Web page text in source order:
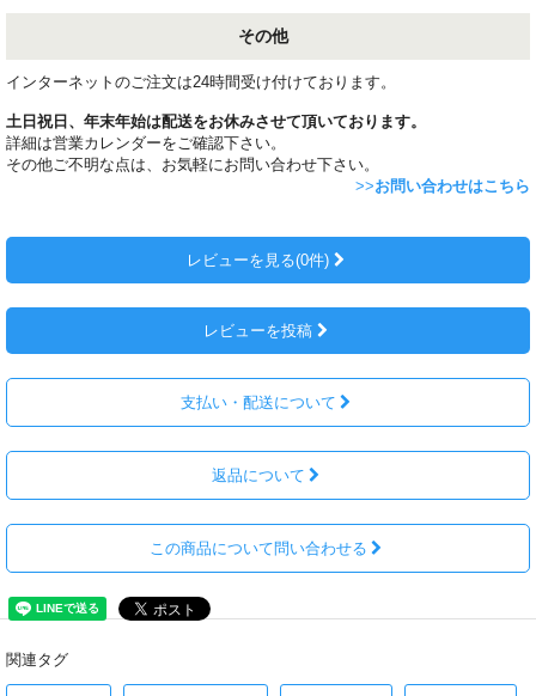
その他
インターネットのご注文は24時間受け付けております。
土日祝日、年末年始は配送をお休みさせて頂いております。
詳細は営業カレンダーをご確認下さい。
その他ご不明な点は、お気軽にお問い合わせ下さい。
>>お問い合わせはこちら
レビューを見る(0件)
レビューを投稿
支払い・配送について
返品について
この商品について問い合わせる
関連タグ